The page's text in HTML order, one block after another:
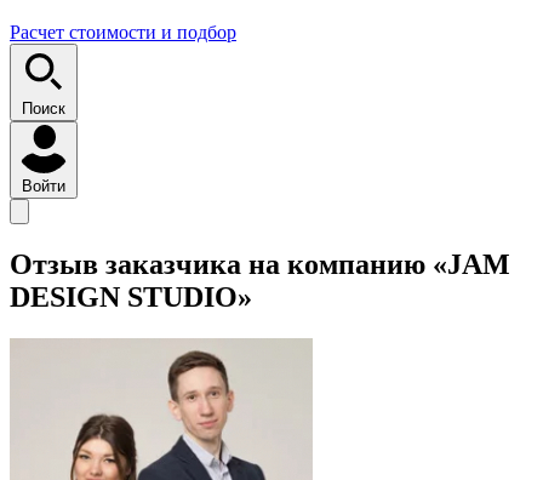
Расчет стоимости и подбор
Поиск
Войти
Отзыв заказчика на компанию «JAM
DESIGN STUDIO»